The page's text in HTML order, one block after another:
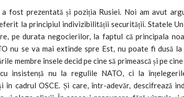
fost prezentată și poziția Rusiei. Noi am avut
la principiul indivizibilității securității. Statele
pe durata negocierilor, la faptul că principala
nu se va mai extinde spre Est, nu poate fi dusă
membre însele decid pe cine să primească și pe
insistență nu la regulile NATO, ci la
în cadrul OSCE. Și care, într-adevăr, descifrează